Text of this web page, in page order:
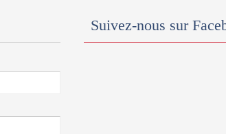
Suivez-nous sur